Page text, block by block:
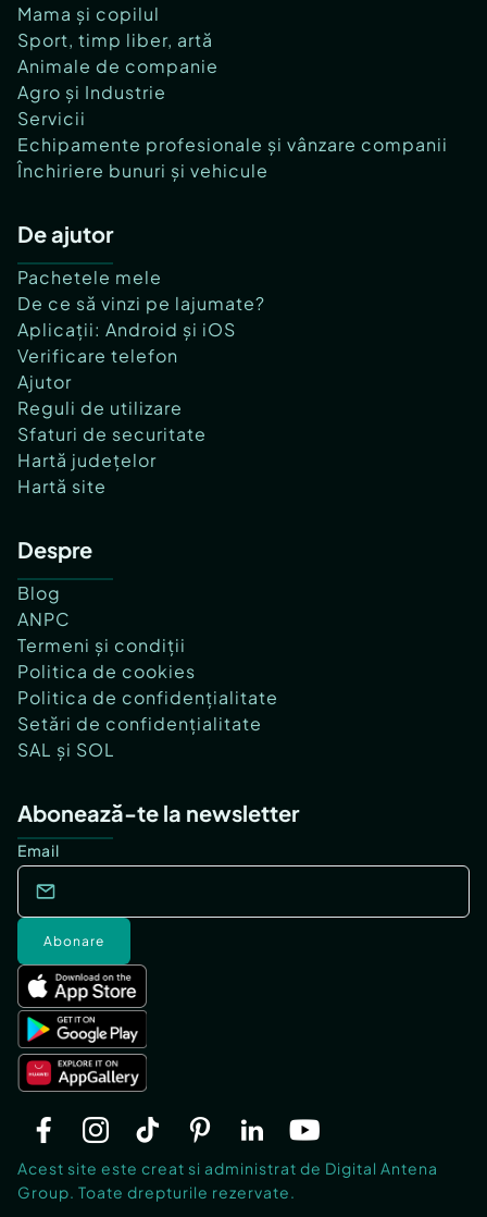
Mama și copilul
Sport, timp liber, artă
Animale de companie
Agro și Industrie
Servicii
Echipamente profesionale și vânzare companii
Închiriere bunuri și vehicule
De ajutor
Pachetele mele
De ce să vinzi pe lajumate?
Aplicații: Android și iOS
Verificare telefon
Ajutor
Reguli de utilizare
Sfaturi de securitate
Hartă județelor
Hartă site
Despre
Blog
ANPC
Termeni și condiții
Politica de cookies
Politica de confidențialitate
Setări de confidențialitate
SAL și SOL
Abonează-te la newsletter
Email
Abonare
Acest site este creat si administrat de Digital Antena
Group. Toate drepturile rezervate.